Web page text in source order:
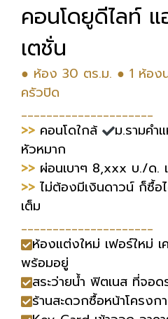
คอนโดยูดีไลท์
เตชั่น
● ห้อง 30 ตร.ม. ● 1 ห้อง
ครัวปิด
_____________________
>> คอนโดใกล้ ม.รามคำ
หัวหมาก
>> ผ่อนเบาๆ 8,xxx บ./ด.
>> ไม่ต้องมีเงินดาวน์ ก็ซื้อ
เต็ม
_____________________
ห้องแต่งใหม่ เฟอร์ใหม่
พร้อมอยู่
สระว่ายน้ำ ฟิตเนส ที่จอด
ร้านสะดวกซื้อหน้าโครงก